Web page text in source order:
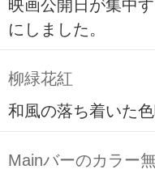
映画公開日が集中
にしました。
柳緑花紅
和風の落ち着いた
Mainバーのカラー